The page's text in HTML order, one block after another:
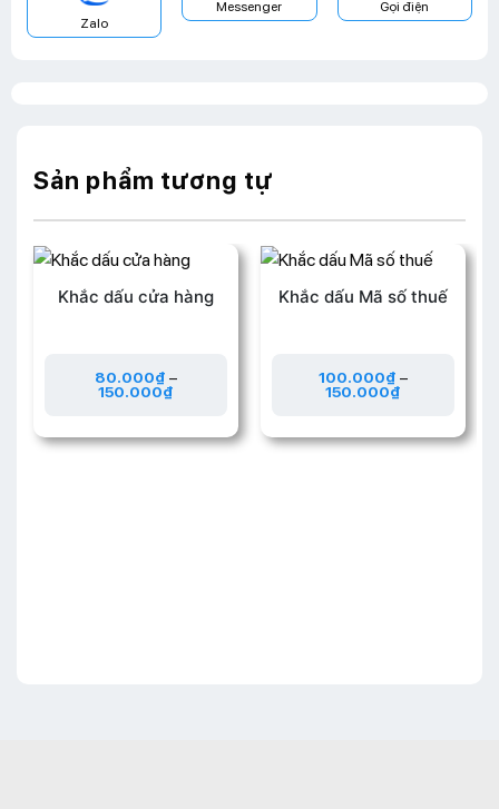
Zalo
Messenger Gọi điện
Sản phẩm tương tự
Khắc dấu cửa hàng
80.000₫ –
150.000₫
Khắc dấu Mã số thuế
100.000₫ –
150.000₫